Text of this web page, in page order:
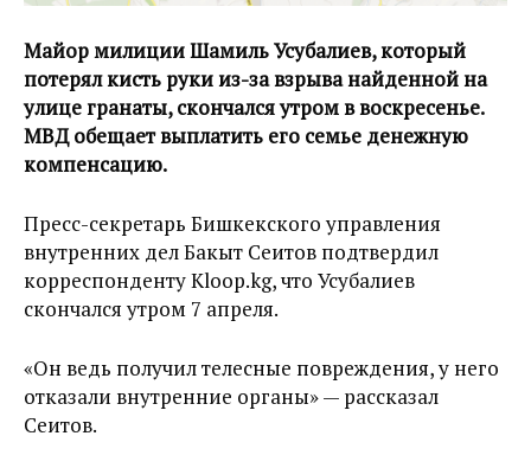
Майор милиции Шамиль Усубалиев, который
потерял кисть руки из-за взрыва найденной на
улице гранаты, скончался утром в воскресенье.
МВД обещает выплатить его семье денежную
компенсацию.
Пресс-секретарь Бишкекского управления
внутренних дел Бакыт Сеитов подтвердил
корреспонденту Kloop.kg, что Усубалиев
скончался утром 7 апреля.
«Он ведь получил телесные повреждения, у него
отказали внутренние органы» — рассказал
Сеитов.